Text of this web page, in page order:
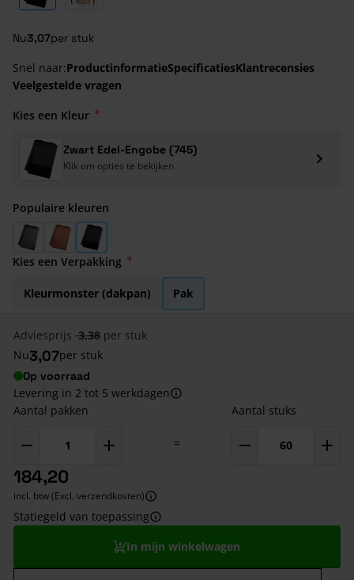
Nu3,07per stuk
Snel naar:ProductinformatieSpecificatiesKlantrecensies
Veelgestelde vragen
Kies een Kleur
Zwart Edel-Engobe (745)
Klik om opties te bekijken
Populaire kleuren
Leikleur Mat Engobe (703)
Rood Engobe (602)
Zwart Edel-Engobe (745)
Kies een Verpakking
Kleurmonster (dakpan) Pak
Adviesprijs 3,38 per stuk
Nu3,07per stuk
Op voorraad
Levering in 2 tot 5 werkdagen
Aantal pakken
=
Aantal stuks
184,20
incl. btw (Excl. verzendkosten)
Statiegeld van toepassing
In mijn winkelwagen